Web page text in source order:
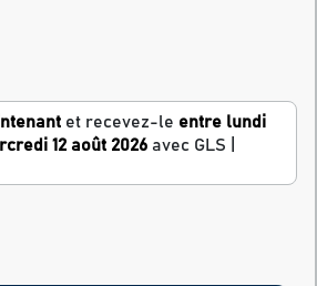
et recevez-le entre lundi
12 août 2026 avec GLS |